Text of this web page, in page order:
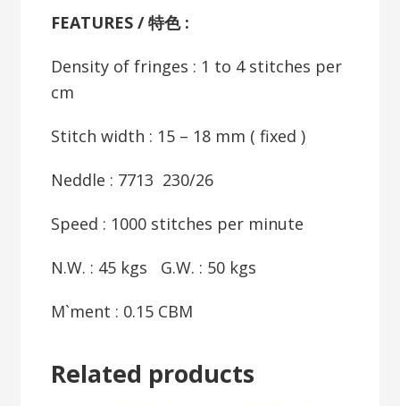
FEATURES / 特色 :
Density of fringes : 1 to 4 stitches per
cm
Stitch width : 15 – 18 mm ( fixed )
Neddle : 7713 230/26
Speed : 1000 stitches per minute
N.W. : 45 kgs G.W. : 50 kgs
M`ment : 0.15 CBM
Related products